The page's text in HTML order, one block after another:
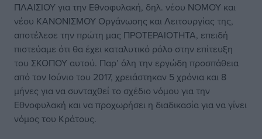
ΠΛΑΙΣΙΟΥ για την Εθνοφυλακή, δηλ. νέου ΝΟΜΟΥ και
νέου ΚΑΝΟΝΙΣΜΟΥ Οργάνωσης και Λειτουργίας της,
αποτέλεσε την πρώτη μας ΠΡΟΤΕΡΑΙΟΤΗΤΑ, επειδή
πιστεύαμε ότι θα έχει καταλυτικό ρόλο στην επίτευξη
του ΣΚΟΠΟΥ αυτού. Παρ’ όλη την εργώδη προσπάθεια
από τον Ιούνιο του 2017, χρειάστηκαν 5 χρόνια και 8
μήνες για να συνταχθεί το σχέδιο νόμου για την
Εθνοφυλακή και να προχωρήσει η διαδικασία για να γίνει
νόμος του Κράτους.